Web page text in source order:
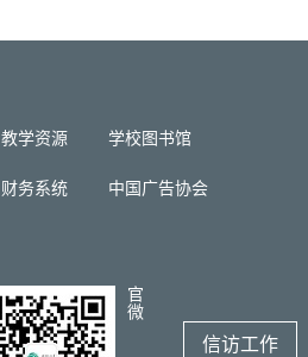
教学资源 学校图书馆
财务系统 中国广告协会
信访工作
官
微